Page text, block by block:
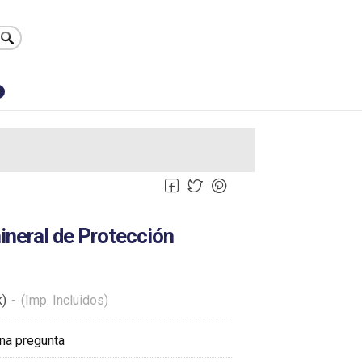
de Protección
- (Imp. Incluidos)
pregunta